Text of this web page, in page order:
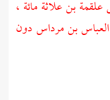
علقمة بن علاثةمائة ،
العباس بن مرداسدون